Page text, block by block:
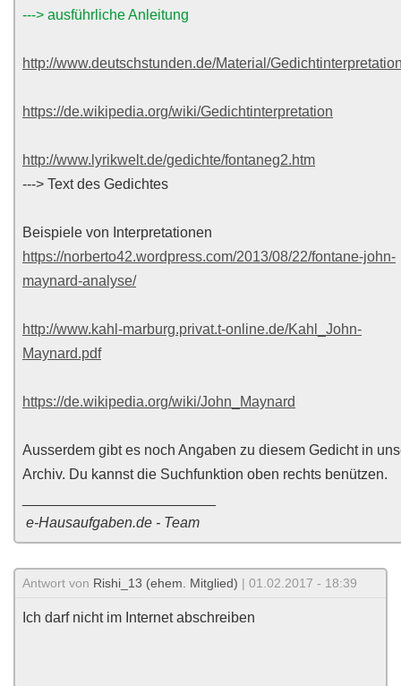
---> ausführliche Anleitung
http://www.deutschstunden.de/Material/
https://de.wikipedia.org/wiki/Gedichtinterpretation
http://www.lyrikwelt.de/gedichte/fontaneg2.htm
---> Text des Gedichtes
Beispiele von Interpretationen
https://norberto42.wordpress.com/2013/08/22/fontane-john-
maynard-analyse/
http://www.kahl-marburg.privat.t-online.de/Kahl_John-
Maynard.pdf
https://de.wikipedia.org/wiki/John_Maynard
Ausserdem gibt es noch Angaben zu diesem Gedicht in
Archiv. Du kannst die Suchfunktion oben rechts benützen.
e-Hausaufgaben.de - Team
Antwort von Rishi_13 (ehem. Mitglied) | 01.02.2017 - 18:39
Ich darf nicht im Internet abschreiben